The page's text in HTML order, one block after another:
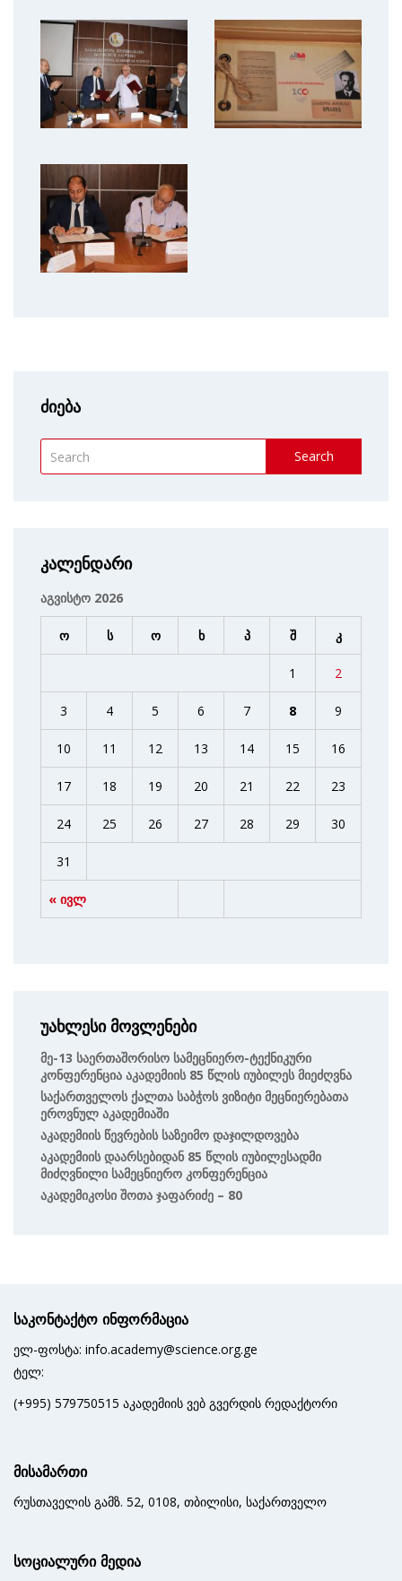
ძიება
Search
კალენდარი
აგვისტო 2026
ო ს ო ხ პ შ კ
« ივლ
1 2
3 4 5 6 7 8 9
10 11 12 13 14 15 16
17 18 19 20 21 22 23
24 25 26 27 28 29 30
31
უახლესი მოვლენები
Მე-13 Საერთაშორისო Სამეცნიერო-Ტექნიკური
Კონფერენცია Აკადემიის 85 Წლის Იუბილეს Მიეძღვნა
Საქართველოს Ქალთა Საბჭოს Ვიზიტი Მეცნიერებათა
Ეროვნულ Აკადემიაში
Აკადემიის Წევრების Საზეიმო Დაჯილდოვება
Აკადემიის Დაარსებიდან 85 Წლის Იუბილესადმი
Მიძღვნილი Სამეცნიერო Კონფერენცია
Აკადემიკოსი Შოთა Ჯაფარიძე – 80
საკონტაქტო ინფორმაცია
ელ-ფოსტა: info.academy@science.org.ge
ტელ:
(+995) 579750515 აკადემიის ვებ გვერდის რედაქტორი
მისამართი
რუსთაველის გამზ. 52, 0108, თბილისი, საქართველო
სოციალური მედია